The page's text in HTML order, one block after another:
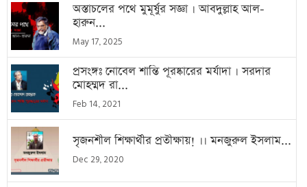
অস্তাচলের পথে মুমূর্ষুর সজ্ঞা । আবদুল্লাহ আল-
হারুন...
May 17, 2025
প্রসংঙ্গঃ নোবেল শান্তি পূরষ্কারের মর্যাদা । সরদার
মোহম্মদ রা...
Feb 14, 2021
সৃজনশীল শিক্ষার্থীর প্রতীক্ষায়! ।। মনজুরুল ইসলাম...
Dec 29, 2020